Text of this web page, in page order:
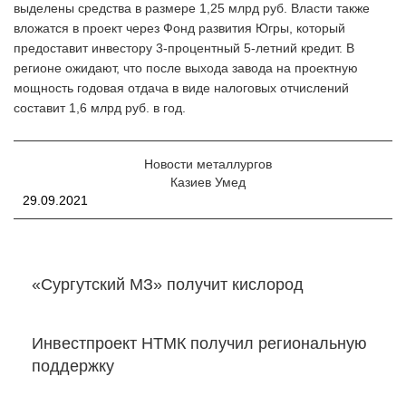
выделены средства в размере 1,25 млрд руб. Власти также
вложатся в проект через Фонд развития Югры, который
предоставит инвестору 3-процентный 5-летний кредит. В
регионе ожидают, что после выхода завода на проектную
мощность годовая отдача в виде налоговых отчислений
составит 1,6 млрд руб. в год.
Новости металлургов
Казиев Умед
29.09.2021
«Сургутский МЗ» получит кислород
Инвестпроект НТМК получил региональную
поддержку